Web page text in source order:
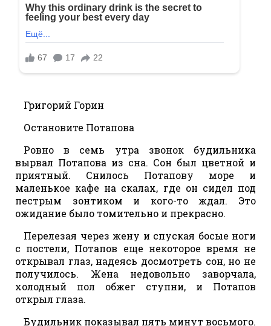
Григорий Горин
Остановите Потапова
Ровно в семь утра звонок будильника
вырвал Потапова из сна. Сон был цветной и
приятный. Снилось Потапову море и
маленькое кафе на скалах, где он сидел под
пестрым зонтиком и кого-то ждал. Это
ожидание было томительно и прекрасно.
Перелезая через жену и спуская босые ноги
с постели, Потапов еще некоторое время не
открывал глаз, надеясь досмотреть сон, но не
получилось. Жена недовольно заворчала,
холодный пол обжег ступни, и Потапов
открыл глаза.
Будильник показывал пять минут восьмого.